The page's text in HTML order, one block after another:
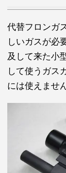
代替フロンガ
しいガスが必
及して来た小
して使うガス
には使えません